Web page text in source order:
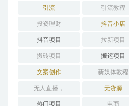
引流 引流教程
投资理财 抖音小店
抖音项目 拉新项目
搬砖项目 搬运项目
文案创作 新媒体教程
无人直播， 无货源
热门项目 电商